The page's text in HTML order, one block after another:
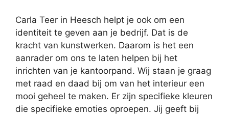
Carla Teer in Heesch helpt je ook om een
identiteit te geven aan je bedrijf. Dat is de
kracht van kunstwerken. Daarom is het een
aanrader om ons te laten helpen bij het
inrichten van je kantoorpand. Wij staan je graag
met raad en daad bij om van het interieur een
mooi geheel te maken. Er zijn specifieke kleuren
die specifieke emoties oproepen. Jij geeft bij